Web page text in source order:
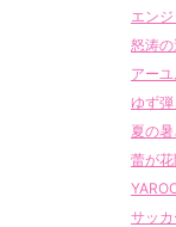
エン
怒涛
アー
ゆず
夏の
蕾が
サッ